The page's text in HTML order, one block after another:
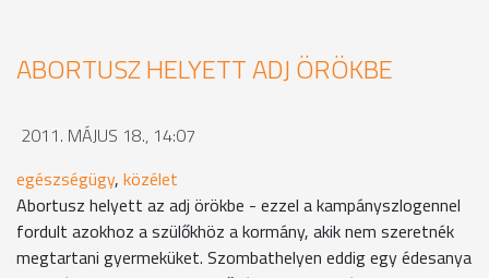
ABORTUSZ HELYETT ADJ ÖRÖKBE
2011. MÁJUS 18., 14:07
egészségügy, közélet
Abortusz helyett az adj örökbe - ezzel a kampányszlogennel
fordult azokhoz a szülőkhöz a kormány, akik nem szeretnék
megtartani gyermeküket. Szombathelyen eddig egy édesanya